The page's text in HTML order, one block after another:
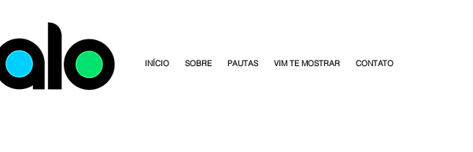
INÍCIO SOBRE PAUTAS VIM TE MOSTRAR CONTATO